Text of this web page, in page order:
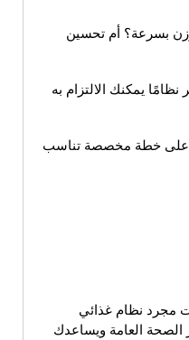
بسرعة؟ أم تحسين
يمكنك الالتزام به
على خطة مخصصة تناسب
مجرد نظام غذائي
العامة ويساعدك